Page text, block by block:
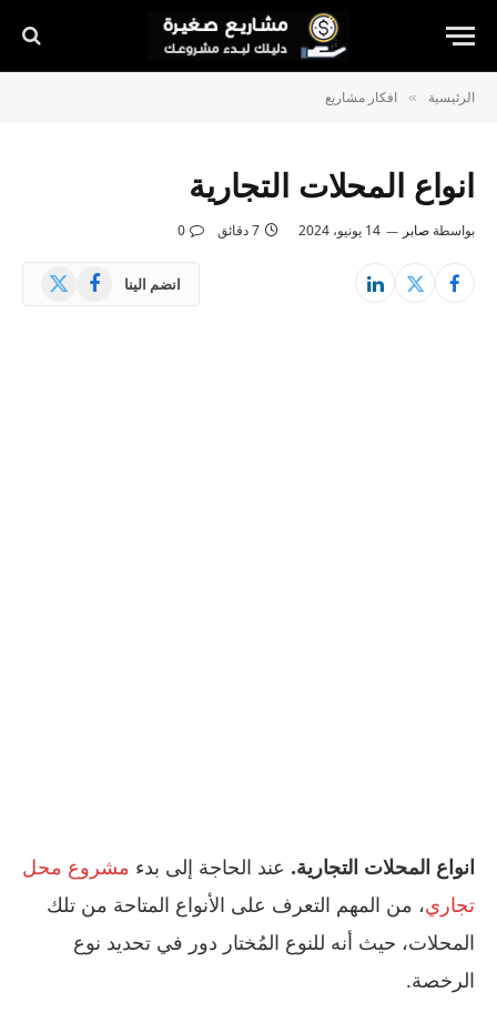
الرئيسية » افكار مشاريع
انواع المحلات التجارية
بواسطة صابر 14 يونيو، 2024 7 دقائق 0
انضم الينا فيسبوك
انواع المحلات التجارية. عند الحاجة إلى بدء مشروع محل
تجاري، من المهم التعرف على الأنواع المتاحة من تلك
المحلات، حيث أنه للنوع المُختار دور في تحديد نوع
الرخصة.